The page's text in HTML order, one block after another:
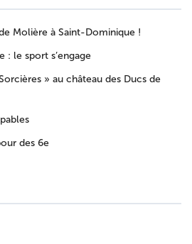
Molière à Saint-Dominique !
: le sport s’engage
» au château des Ducs de
des 6e